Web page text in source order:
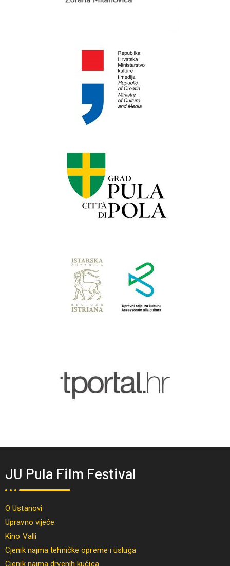
JU Pula Film Festival
O Ustanovi
Upravno vijeće
Kino Valli
Cjenik najma tehničke opreme i usluga
Cjenik najma drvenih kućica